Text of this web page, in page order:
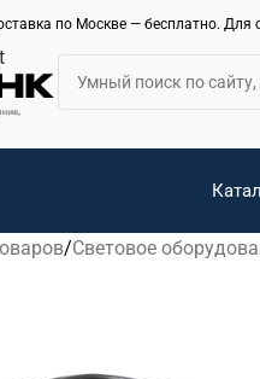
по Москве — бесплатно. Для
Световое